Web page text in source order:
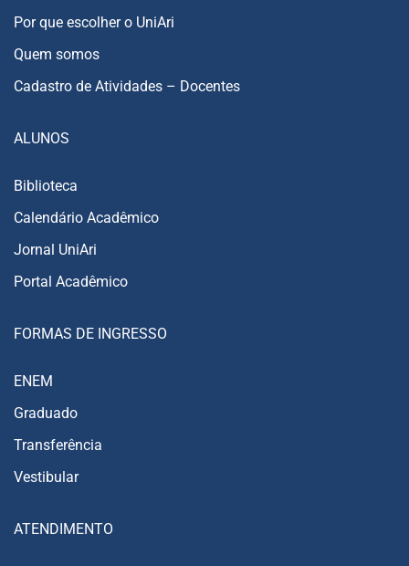
Por que escolher o UniAri
Quem somos
Cadastro de Atividades – Docentes
ALUNOS
Biblioteca
Calendário Acadêmico
Jornal UniAri
Portal Acadêmico
FORMAS DE INGRESSO
ENEM
Graduado
Transferência
Vestibular
ATENDIMENTO